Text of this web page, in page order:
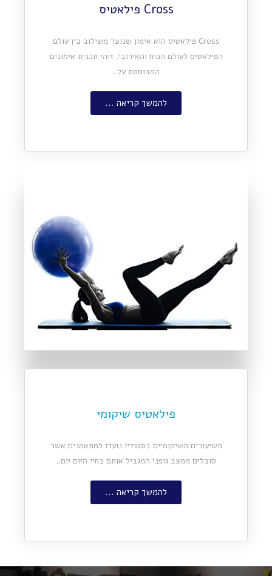
Cross פילאטיס
Cross פילאטיס הוא אימון שנוצר משילוב בין עולם
הפילאטיס לעולם הכוח והאירובי. זוהי תכנית אימונים
המבוססת על..
להמשך קריאה ...
פילאטיס שיקומי
השיעורים השיקומיים בסטודיו נועדו למתאמנים אשר
סובלים ממצב גופני המגביל אותם בחיי היום יום..
להמשך קריאה ...